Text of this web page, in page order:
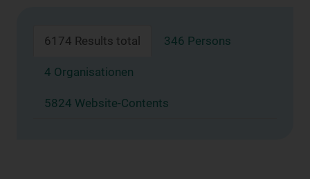
6174 Results total 346 Persons
4 Organisationen
5824 Website-Contents